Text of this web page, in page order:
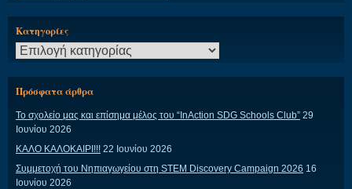
Kατηγορίες
Kατηγορίες
Πρόσφατα άρθρα
Το σχολείο μας και επίσημα μέλος του “InAction SDG Schools Club” 29
Ιουνίου 2026
ΚΑΛΟ ΚΑΛΟΚΑΙΡΙ!!! 22 Ιουνίου 2026
Συμμετοχή του Νηπιαγωγείου στη STEM Discovery Campaign 2026 16
Ιουνίου 2026